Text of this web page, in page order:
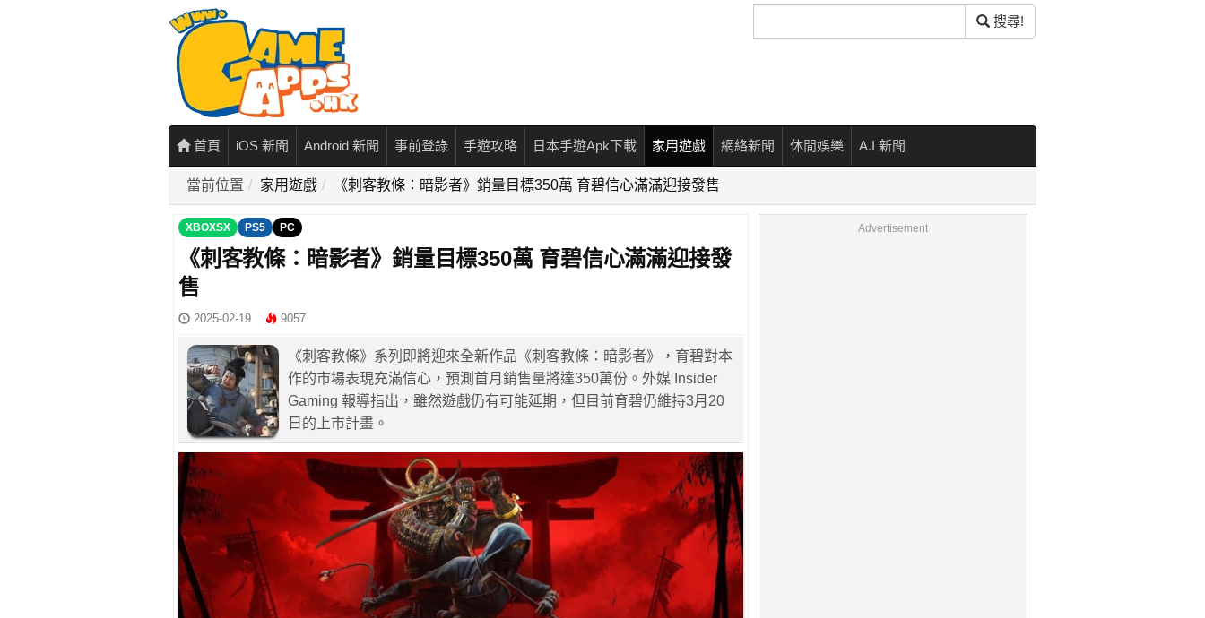
尋
搜尋!
首頁 iOS 新聞 Android 新聞 事前登錄 手遊攻略 日本手遊Apk下載 家用遊戲 網絡新聞 休閒娛樂 A.I 新聞
當前位置 家用遊戲 《刺客教條：暗影者》銷量目標350萬 育碧信心滿滿迎接發售
XBOXSX PS5 PC
《刺客教條：暗影者》銷量目標350萬 育碧信心滿滿迎接發
售
2025-02-19 9057
《刺客教條》系列即將迎來全新作品《刺客教條：暗影者》，育碧對本
作的市場表現充滿信心，預測首月銷售量將達350萬份。外媒 Insider
Gaming 報導指出，雖然遊戲仍有可能延期，但目前育碧仍維持3月20
日的上市計畫。
Advertisement